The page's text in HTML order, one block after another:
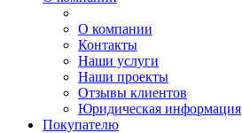
О компании
Контакты
Наши услуги
Наши проекты
Отзывы клиентов
Юридическая информация
Покупателю